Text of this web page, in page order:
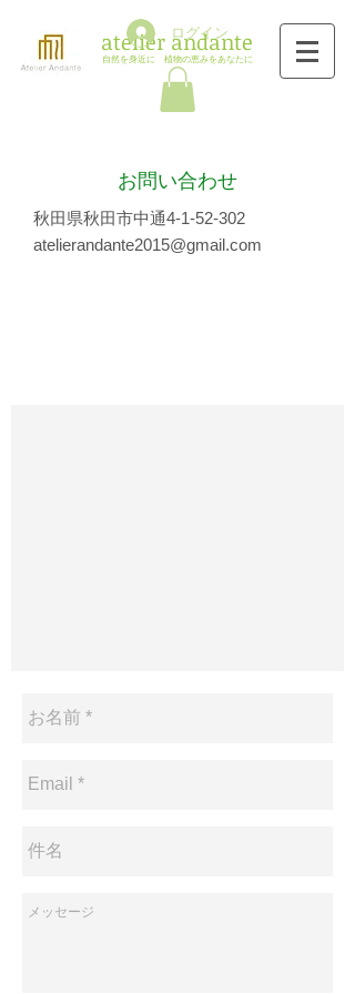
​atelier andante
自然を身近に 植物の恵みをあなたに
ログイン
お問い合わせ
秋田県秋田市中通4-1-52-302
atelierandante2015@gmail.com